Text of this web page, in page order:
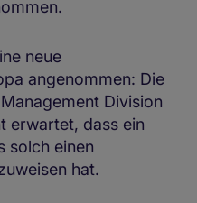
neue
angenommen: Die
Division
erwartet, dass ein
solch einen
hat.